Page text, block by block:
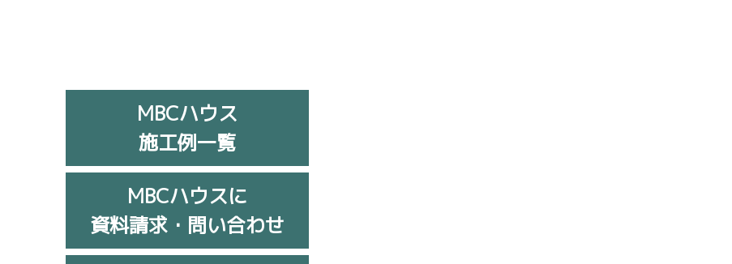
MBCハウス
施工例一覧
MBCハウスに
資料請求・問い合わせ